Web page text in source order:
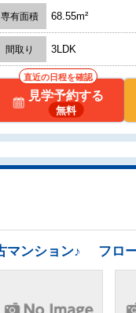
専有面積 68.55m²
間取り 3LDK
直近の日程を確認
見学予約する
無料